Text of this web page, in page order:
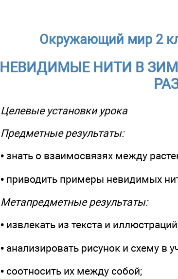
Окружающий мир 2
НЕВИДИМЫЕ НИТИ В
Целевые установки урока
Предметные результаты:
• знать о взаимосвязях между
• приводить примеры невидимых
Метапредметные результаты:
• извлекать из текста и
• анализировать рисунок и схему в
• соотносить их между собой;